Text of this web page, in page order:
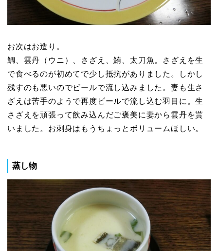
お次はお造り。
鯛、雲丹（ウニ）、さざえ、鮪、太刀魚。さざえを生
で食べるのが初めてで少し抵抗がありました。しかし
残すのも悪いのでビールで流し込みました。妻も生さ
ざえは苦手のようで再度ビールで流し込む羽目に。生
さざえを頑張って飲み込んだご褒美に妻から雲丹を貰
いました。お刺身はもうちょっとボリュームほしい。
蒸し物